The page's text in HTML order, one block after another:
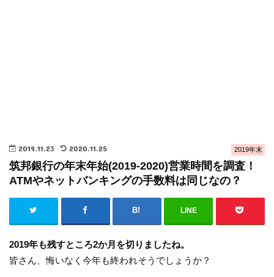
2019年末
2019.11.23 2020.11.25
筑邦銀行の年末年始(2019-2020)営業時間を調査！
ATMやネットバンキングの手数料は同じなの？
LINE
2019年も残すところ2か月を切りましたね。
皆さん、悔いなく今年も終われそうでしょうか？